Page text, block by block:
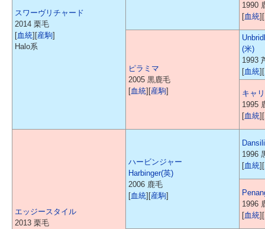
スワーヴリチャード
2014 栗毛
[血統][産駒]
Halo系
1990
[血統][
ピラミマ
2005 黒鹿毛
[血統][産駒]
(米)
1993
[血統][
キャ
1995
[血統][
エッジースタイル
2013 栗毛
ハービンジャー
Harbinger(英)
2006 鹿毛
[血統][産駒]
Dansili
1996
[血統][
1996
[血統][